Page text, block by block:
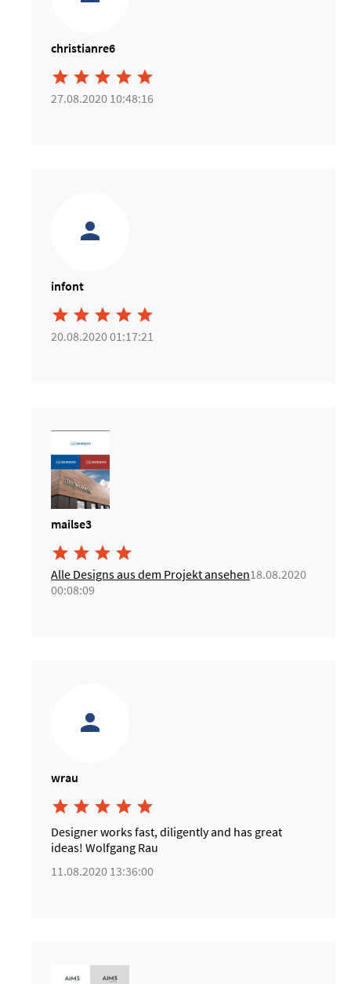
christianre6
    
27.08.2020 10:48:16
infont
    
20.08.2020 01:17:21
mailse3
   
Alle Designs aus dem Projekt ansehen18.08.2020
00:08:09
wrau
    
Designer works fast, diligently and has great
ideas! Wolfgang Rau
11.08.2020 13:36:00